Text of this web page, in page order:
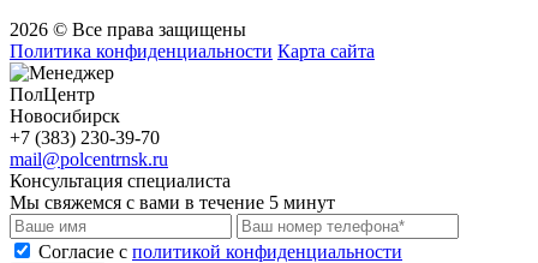
2026 © Все права защищены
Политика конфиденциальности Карта сайта
ПолЦентр
Новосибирск
+7 (383) 230-39-70
mail@polcentrnsk.ru
Консультация специалиста
Мы свяжемся с вами в течение 5 минут
Cогласие с политикой конфиденциальности